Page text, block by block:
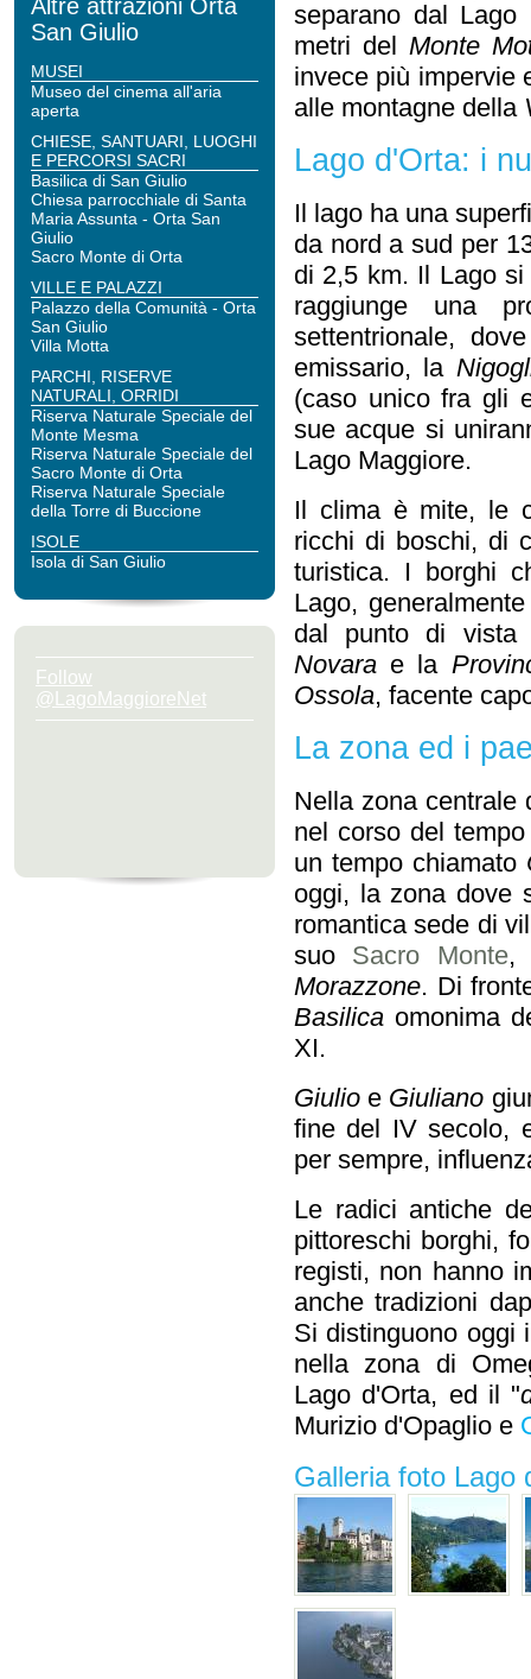
Altre attrazioni Orta
San Giulio
MUSEI
Museo del cinema all'aria
aperta
CHIESE, SANTUARI, LUOGHI
E PERCORSI SACRI
Basilica di San Giulio
Chiesa parrocchiale di Santa
Maria Assunta - Orta San
Giulio
Sacro Monte di Orta
VILLE E PALAZZI
Palazzo della Comunità - Orta
San Giulio
Villa Motta
PARCHI, RISERVE
NATURALI, ORRIDI
Riserva Naturale Speciale del
Monte Mesma
Riserva Naturale Speciale del
Sacro Monte di Orta
Riserva Naturale Speciale
della Torre di Buccione
ISOLE
Isola di San Giulio
Follow
@LagoMaggioreNet
separano dal
metri del Monte
invece più impervie
alle montagne della
Lago d'Orta: i
Il lago ha una
da nord a sud per
di 2,5 km. Il Lago
raggiunge una
settentrionale,
emissario, la
(caso unico fra gli
sue acque si
Lago Maggiore.
Il clima è mite, le
ricchi di boschi, di
turistica. I borghi
Lago,
dal punto di
Novara e la
Ossola, facente
La zona ed i
Nella zona centrale
nel corso del
un tempo chiamato
oggi, la zona dove
romantica sede di
suo Sacro Monte,
Morazzone. Di
Basilica omonima
XI.
Giulio e Giuliano
fine del IV secolo,
per sempre,
Le radici antiche
pittoreschi borghi,
registi, non hanno
anche tradizioni
Si distinguono oggi
nella zona di
Lago d'Orta, ed il "
Murizio d'Opaglio e
Galleria foto Lago